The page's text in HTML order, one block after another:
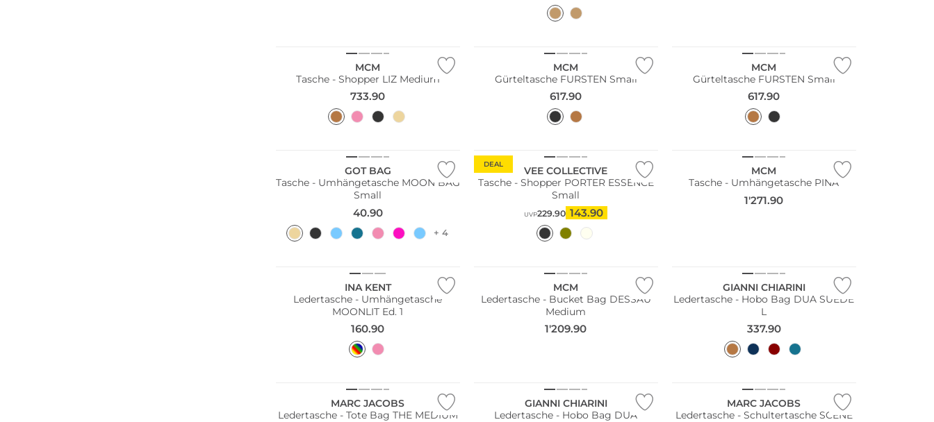
MCM
Tasche - Shopper LIZ Medium
733.90
MCM
Gürteltasche FURSTEN Small
617.90
MCM
Gürteltasche FURSTEN Small
617.90
GOT BAG
Tasche - Umhängetasche MOON BAG
Small
40.90
+ 4
DEAL
VEE COLLECTIVE
Tasche - Shopper PORTER ESSENCE
Small
UVP229.90 143.90
MCM
Tasche - Umhängetasche PINA
1'271.90
INA KENT
Ledertasche - Umhängetasche
MOONLIT Ed. 1
160.90
MCM
Ledertasche - Bucket Bag DESSAU
Medium
1'209.90
GIANNI CHIARINI
Ledertasche - Hobo Bag DUA SUEDE
L
337.90
MARC JACOBS
Ledertasche - Tote Bag THE MEDIUM
GIANNI CHIARINI
Ledertasche - Hobo Bag DUA
MARC JACOBS
Ledertasche - Schultertasche SCENE